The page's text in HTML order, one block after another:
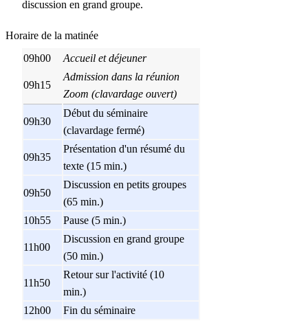
discussion en grand groupe.
Horaire de la matinée
09h00
Accueil et déjeuner
09h15
Admission dans la réunion
Zoom (clavardage ouvert)
09h30
Début du séminaire
(clavardage fermé)
09h35
Présentation d'un résumé du
texte (15 min.)
09h50
Discussion en petits groupes
(65 min.)
10h55
Pause (5 min.)
11h00
Discussion en grand groupe
(50 min.)
11h50
Retour sur l'activité (10
min.)
12h00
Fin du séminaire